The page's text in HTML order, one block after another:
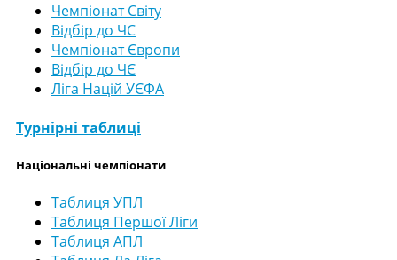
Чемпіонат Світу
Відбір до ЧС
Чемпіонат Європи
Відбір до ЧЄ
Ліга Націй УЄФА
Турнірні таблиці
Національні чемпіонати
Таблиця УПЛ
Таблиця Першої Ліги
Таблиця АПЛ